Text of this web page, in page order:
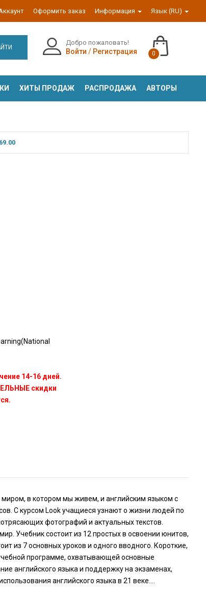
Оформить заказ Информация Язык (RU)
Добро пожаловать!
Войти / Регистрация 0
ХИТЫ ПРОДАЖ РАСПРОДАЖА АВТОРЫ
14-16 дней.
скидки
в котором мы живем, и английским языком с
С курсом Look учащиеся узнают о жизни людей по
фотографий и актуальных текстов.
Учебник состоит из 12 простых в освоении юнитов,
из 7 основных уроков и одного вводного. Короткие,
программе, охватывающей основные
английского языка и поддержку на экзаменах,
английского языка в 21 веке....